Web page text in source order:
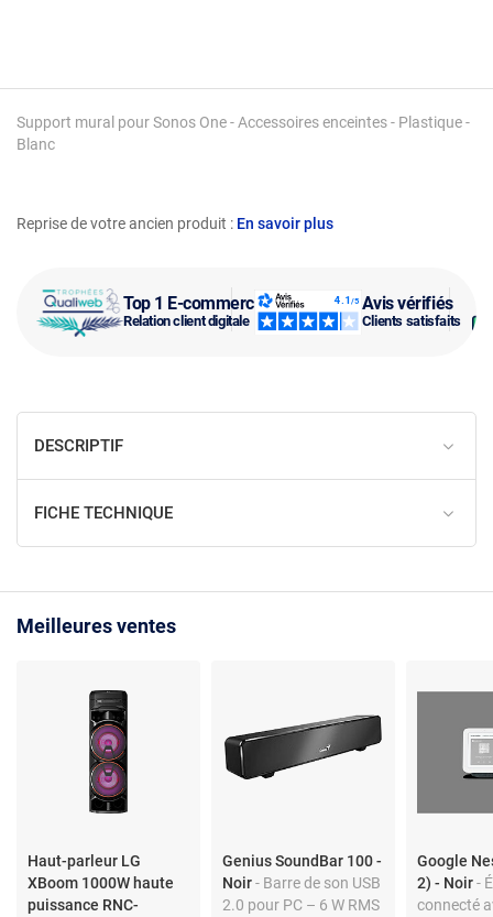
Top 1 E-commerce
Relation client digitale
Avis vérifiés
Clients satisfaits
Reprise de votre ancien produit : En savoir plus
Support mural pour Sonos One - Accessoires enceintes - Plastique -
Blanc
DESCRIPTIF
FICHE TECHNIQUE
Meilleures ventes
Haut-parleur LG
XBoom 1000W haute
puissance RNC-
Genius SoundBar 100 -
Noir- Barre de son USB
2.0 pour PC – 6 W RMS
Google
2) - Noir-
connecté